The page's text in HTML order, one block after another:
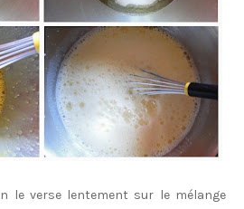
le verse lentement sur le mélange